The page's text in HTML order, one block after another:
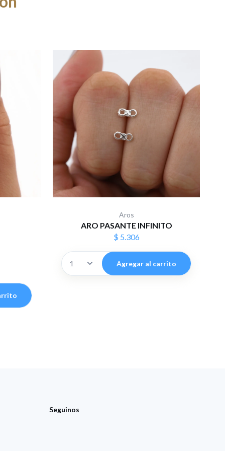
Aros
ARO PASANTE INFINITO
$ 5.306
Agregar al carrito
Seguinos